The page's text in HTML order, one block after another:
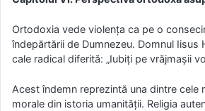
Ortodoxia vede violența ca pe o
îndepărtării de Dumnezeu. Domnul Iisus
cale radical diferită: „Iubiți pe vrăjmașii
Acest îndemn reprezintă una dintre cele
morale din istoria umanității. Religia